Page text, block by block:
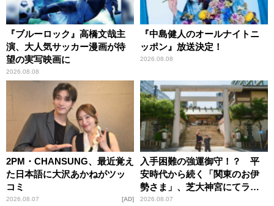
『ブルーロック』高橋文哉主
演、大人気サッカー漫画が待
望の実写映画に
2026.08.08
『中島健人のオールナイトニ
ッポン』放送決定！
2026.08.08
2PM・CHANSUNG、最近覚え
た日本語に大沢あかねがツッ
コミ
2026.08.07 AD
入手困難の強運御守！？ 平
安時代から続く「関東のお伊
勢さま」、芝大神宮にてラン
パンプスが合格祈願！
2026.08.07